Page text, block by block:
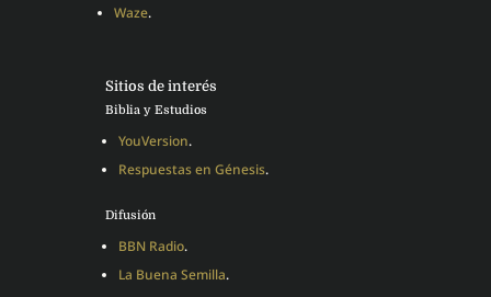
Waze.
Sitios de interés
Biblia y Estudios
YouVersion.
Respuestas en Génesis.
Difusión
BBN Radio.
La Buena Semilla.